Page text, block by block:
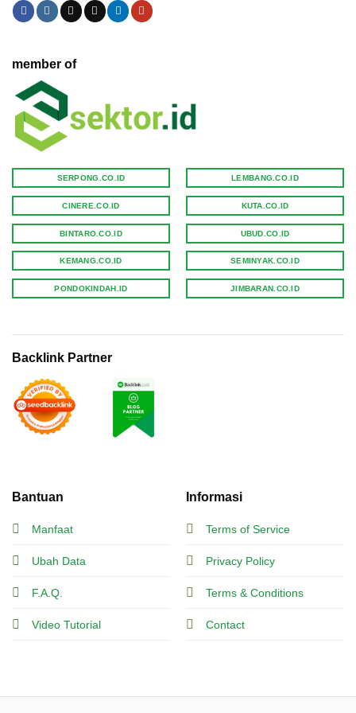
Bantuan
Manfaat
Ubah Data
F.A.Q.
Video Tutorial
Informasi
Terms of Service
Privacy Policy
Terms & Conditions
Contact
member of
SERPONG.CO.ID
CINERE.CO.ID
BINTARO.CO.ID
KEMANG.CO.ID
PONDOKINDAH.ID
LEMBANG.CO.ID
KUTA.CO.ID
UBUD.CO.ID
SEMINYAK.CO.ID
JIMBARAN.CO.ID
Backlink Partner